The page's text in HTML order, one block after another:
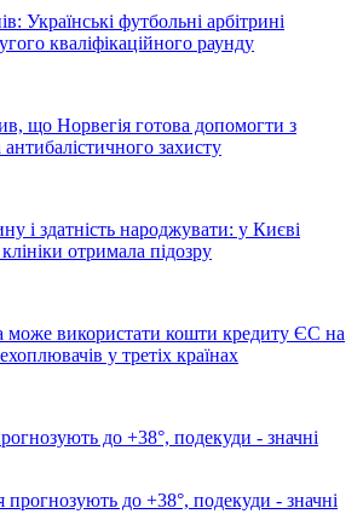
Українські футбольні арбітрині
кваліфікаційного раунду
що Норвегія готова допомогти з
захисту
і здатність народжувати: у Києві
отримала підозру
може використати кошти кредиту ЄС на
у третіх країнах
до +38°, подекуди - значні